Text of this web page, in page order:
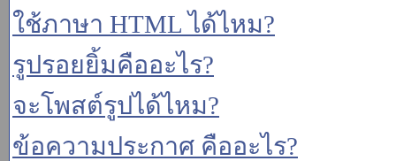
ใช้ภาษา HTML ได้ไหม?
รูปรอยยิ้มคืออะไร?
จะโพสต์รูปได้ไหม?
ข้อความประกาศ คืออะไร?